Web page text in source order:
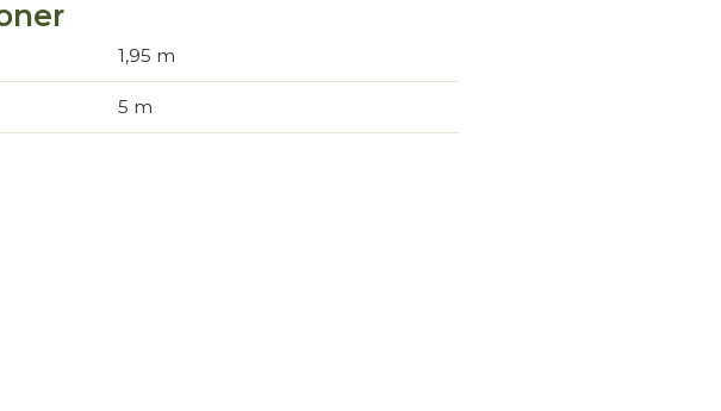
1,95 m
5 m